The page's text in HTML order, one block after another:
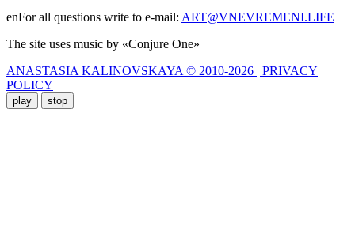
enFor all questions write to e-mail: ART@VNEVREMENI.LIFE
The site uses music by «Conjure One»
ANASTASIA KALINOVSKAYA © 2010-2026 | PRIVACY
POLICY
play stop